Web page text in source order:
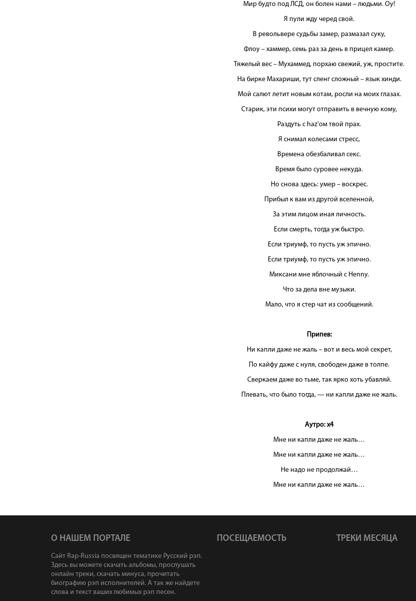
Мир будто под ЛСД, он болен нами – людьми. Оу!
Я пули жду черед свой.
В револьвере судьбы замер, размазал суку,
Флоу – хаммер, семь раз за день в прицел камер.
Тяжелый вес – Мухаммед, порхаю свежий, уж, простите.
На бирке Махариши, тут сленг сложный – язык хинди.
Мой салют летит новым котам, росли на моих глазах.
Старик, эти психи могут отправить в вечную кому,
Раздуть с haz'ом твой прах.
Я снимал колесами стресс,
Времена обезбаливал секс.
Время было суровее некуда.
Но снова здесь: умер – воскрес.
Прибыл к вам из другой вселенной,
За этим лицом иная личность.
Если смерть, тогда уж быстро.
Если триумф, то пусть уж эпично.
Если триумф, то пусть уж эпично.
Миксани мне яблочный с Henny.
Что за дела вне музыки.
Мало, что я стер чат из сообщений.
Припев:
Ни капли даже не жаль – вот и весь мой секрет,
По кайфу даже с нуля, свободен даже в толпе.
Сверкаем даже во тьме, так ярко хоть убавляй.
Плевать, что было тогда, — ни капли даже не жаль.
Аутро: х4
Мне ни капли даже не жаль…
Мне ни капли даже не жаль…
Не надо не продолжай…
Мне ни капли даже не жаль…
О НАШЕМ ПОРТАЛЕ
Сайт Rap-Russia посвящен тематике Русский рэп.
Здесь вы можете скачать альбомы, прослушать
онлайн треки, скачать минуса, прочитать
биографию рэп исполнителей. А так же найдете
слова и текст ваших любимых рэп песен.
ПОСЕЩАЕМОСТЬ ТРЕКИ МЕСЯЦА